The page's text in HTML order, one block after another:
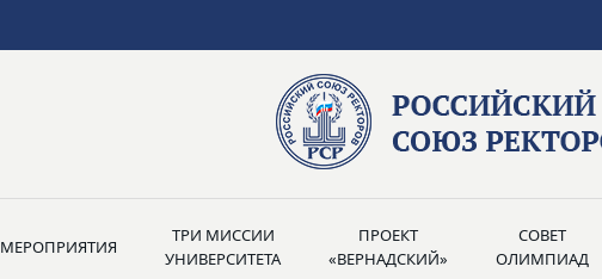
МЕРОПРИЯТИЯ
ТРИ МИССИИ
УНИВЕРСИТЕТА
ПРОЕКТ
«ВЕРНАДСКИЙ»
СОВЕТ
ОЛИМПИАД